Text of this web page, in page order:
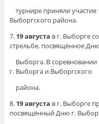
турнире приняли участие
Выборгского района.
7. 19 августа в г. Выборге
стрельбе, посвящённое
Выборга. В соревновании
г. Выборга и Выборгского
района.
8. 19 августа в г. Выборге
посвящённый Дню г.